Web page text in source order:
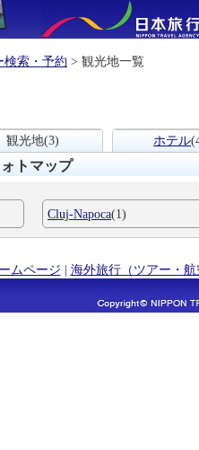
検索・予約 > 観光地一覧
観光地(3) ホテル
トマップ
Cluj-Napoca(1)
ムページ | 海外旅行（ツアー・航